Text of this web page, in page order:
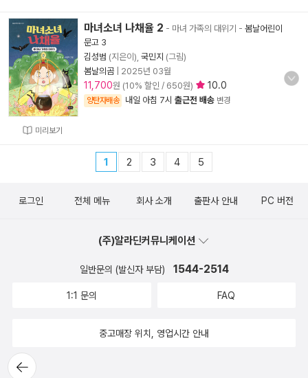
미리보기
마녀소녀 나채율 2 - 마녀 가족의 대위기 - 봄날어린이
문고 3
김성범 (지은이), 국민지 (그림)
봄날의곰
2025년 03월
11,700원 (10% 할인 / 650원) 10.0
양탄자배송 내일 아침 7시 출근전 배송 변경
1 2 3 4 5
뒤로가
로그인 전체 메뉴 회사 소개 출판사 안내 PC 버전
(주)알라딘커뮤니케이션
일반문의 (발신자 부담) 1544-2514
1:1 문의 FAQ
중고매장 위치, 영업시간 안내